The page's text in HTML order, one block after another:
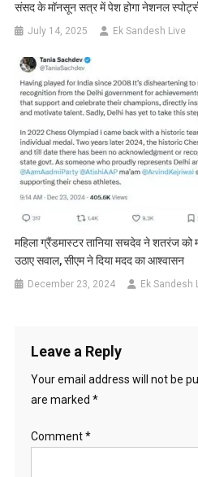
संसद के मॉनसून सत्र में पेश होगा नेशनल
July 14, 2025 Ek Sandesh Live
महिला ग्रैंडमास्टर तानिया सचदेव ने शतरंज को
उठाए सवाल, सीएम ने दिया मदद का आश्वासन
December 23, 2024 Ek Sandesh
Leave a Reply
Your email address will not be
are marked *
Comment*